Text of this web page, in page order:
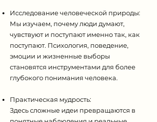
Исследование человеческой природы:
Мы изучаем, почему люди думают,
чувствуют и поступают именно так, как
поступают. Психология, поведение,
эмоции и жизненные выборы
становятся инструментами для более
глубокого понимания человека.
Практическая мудрость:
Здесь сложные идеи превращаются в